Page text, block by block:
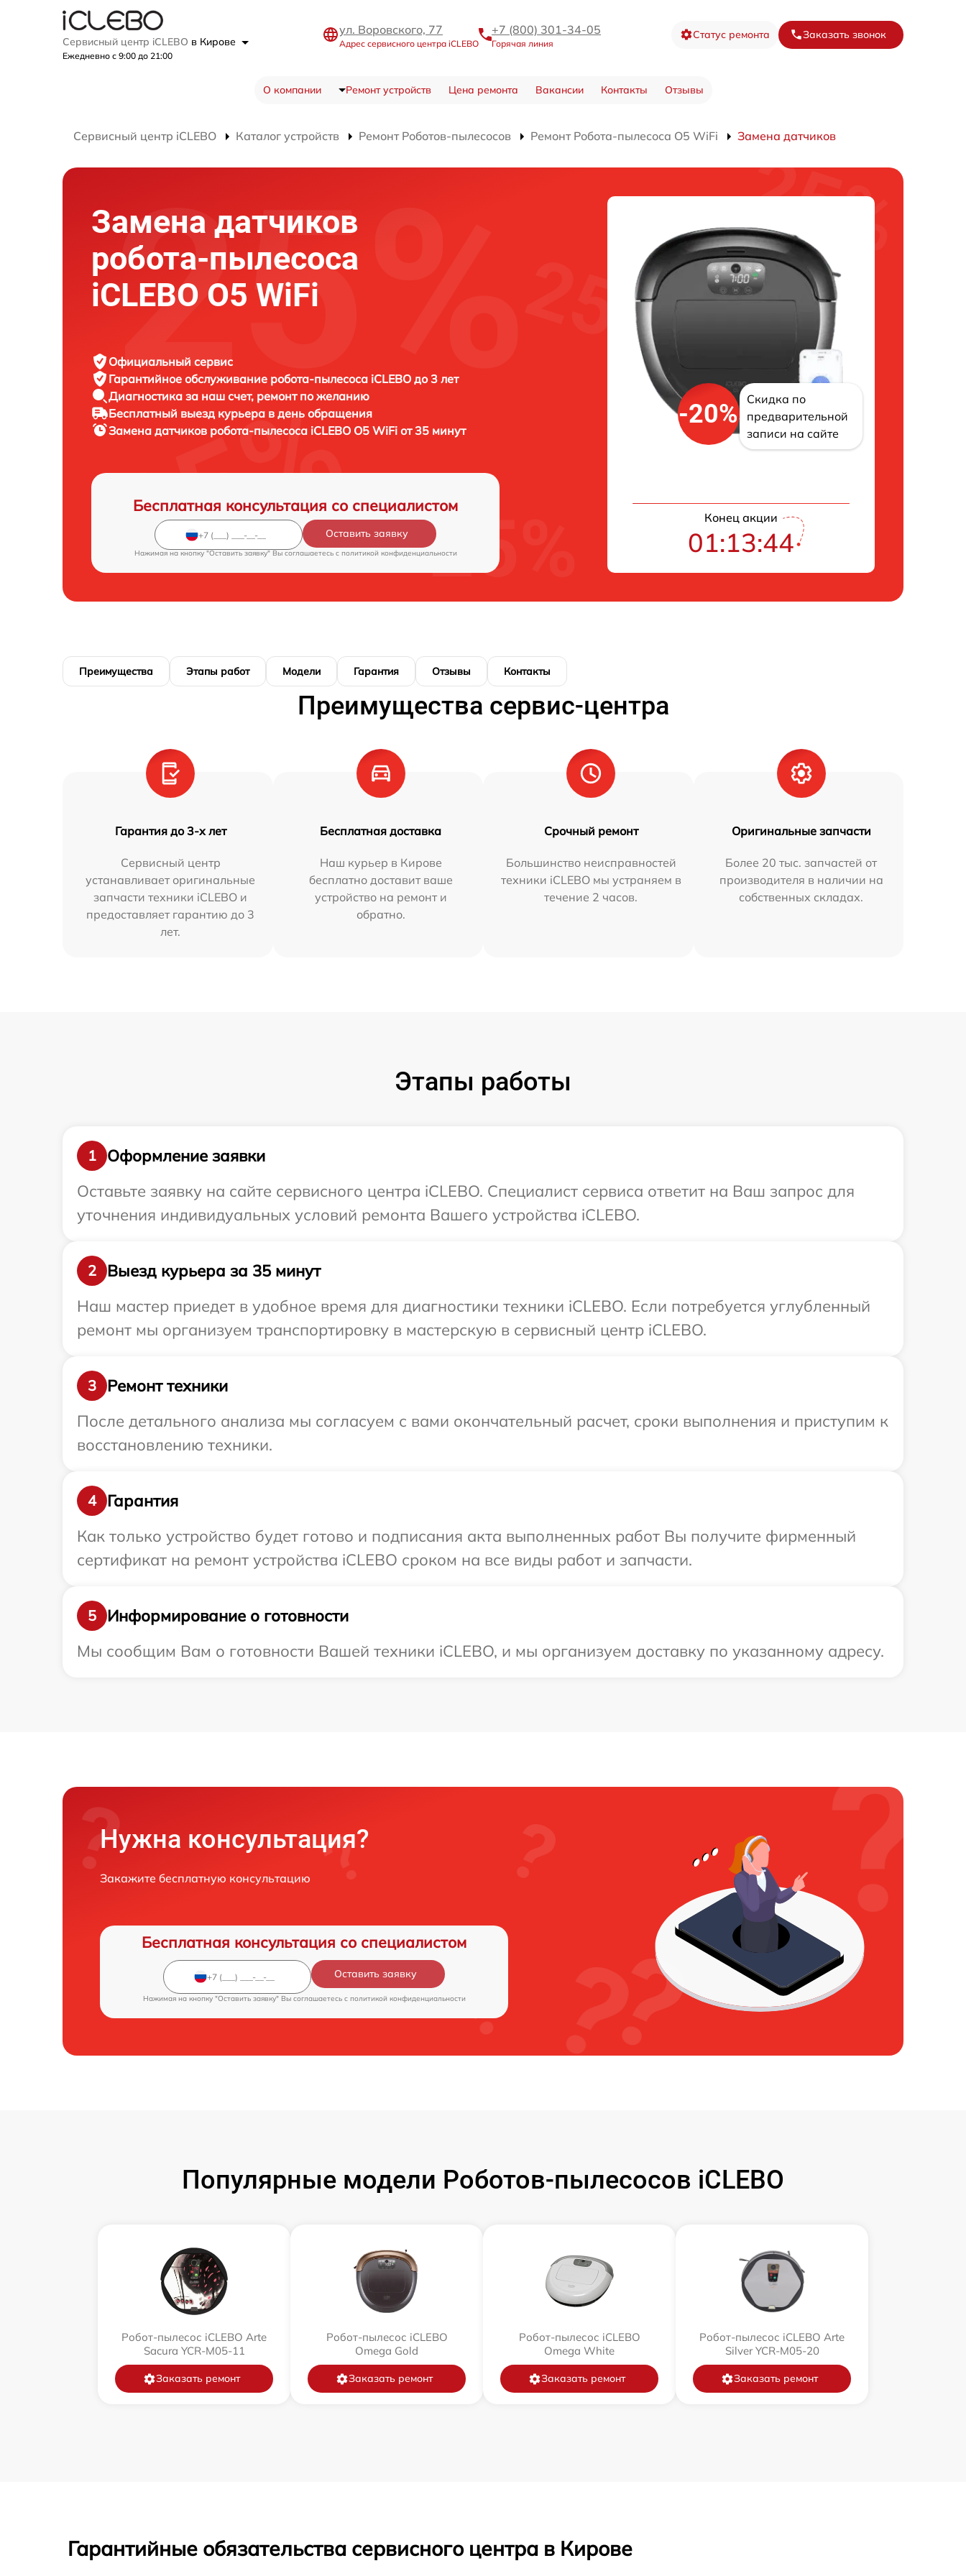
Сервисный центр iCLEBO в Кирове
Ежедневно с 9:00 до 21:00
ул. Воровского, 77
Адрес сервисного центра iCLEBO
+7 (800) 301-34-05
Горячая линия
Статус ремонта Заказать звонок
О компании Ремонт устройств Цена ремонта Вакансии Контакты Отзывы
Сервисный центр iCLEBO Каталог устройств Ремонт Роботов-пылесосов Ремонт Робота-пылесоса O5 WiFi Замена датчиков
Замена датчиков
робота-пылесоса
iCLEBO O5 WiFi
Официальный сервис
Гарантийное обслуживание робота-пылесоса iCLEBO до 3 лет
Диагностика за наш счет, ремонт по желанию
Бесплатный выезд курьера в день обращения
Замена датчиков робота-пылесоса iCLEBO O5 WiFi от 35 минут
Бесплатная консультация со специалистом
Оставить заявку
Нажимая на кнопку "Оставить заявку" Вы соглашаетесь c политикой конфиденциальности
-20%
Скидка по
предварительной
записи на сайте
Конец акции
01:13:43
Преимущества Этапы работ Модели Гарантия Отзывы Контакты
Преимущества сервис-центра
Гарантия до 3-х лет
Сервисный центр
устанавливает оригинальные
запчасти техники iCLEBO и
предоставляет гарантию до 3
лет.
Бесплатная доставка
Наш курьер в Кирове
бесплатно доставит ваше
устройство на ремонт и
обратно.
Срочный ремонт
Большинство неисправностей
техники iCLEBO мы устраняем в
течение 2 часов.
Оригинальные запчасти
Более 20 тыс. запчастей от
производителя в наличии на
собственных складах.
Этапы работы
1
Оформление заявки
Оставьте заявку на сайте сервисного центра iCLEBO. Специалист сервиса ответит на Ваш запрос для
уточнения индивидуальных условий ремонта Вашего устройства iCLEBO.
2
Выезд курьера за 35 минут
Наш мастер приедет в удобное время для диагностики техники iCLEBO. Если потребуется углубленный
ремонт мы организуем транспортировку в мастерскую в сервисный центр iCLEBO.
3
Ремонт техники
После детального анализа мы согласуем с вами окончательный расчет, сроки выполнения и приступим к
восстановлению техники.
4
Гарантия
Как только устройство будет готово и подписания акта выполненных работ Вы получите фирменный
сертификат на ремонт устройства iCLEBO сроком на все виды работ и запчасти.
5
Информирование о готовности
Мы сообщим Вам о готовности Вашей техники iCLEBO, и мы организуем доставку по указанному адресу.
Нужна консультация?
Закажите бесплатную консультацию
Бесплатная консультация со специалистом
Оставить заявку
Нажимая на кнопку "Оставить заявку" Вы соглашаетесь c политикой конфиденциальности
Популярные модели Роботов-пылесосов iCLEBO
Робот-пылесос iCLEBO Arte
Sacura YCR-M05-11
Заказать ремонт
Робот-пылесос iCLEBO
Omega Gold
Заказать ремонт
Робот-пылесос iCLEBO
Omega White
Заказать ремонт
Робот-пылесос iCLEBO Arte
Silver YCR-M05-20
Заказать ремонт
Гарантийные обязательства сервисного центра в Кирове